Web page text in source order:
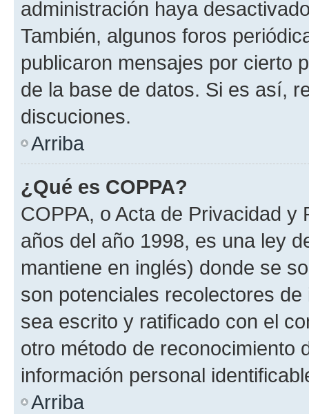
administración haya
También, algunos foros
publicaron mensajes por cierto
de la base de datos. Si es así,
discuciones.
Arriba
¿Qué es COPPA?
COPPA, o Acta de Privacidad
años del año 1998, es una ley
mantiene en inglés) donde se
son potenciales recolectores
sea escrito y ratificado con el
otro método de reconocimiento
información personal
Arriba